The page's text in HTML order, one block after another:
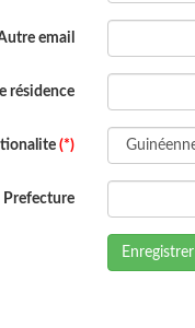
email
résidence
(*)
Enregistrer